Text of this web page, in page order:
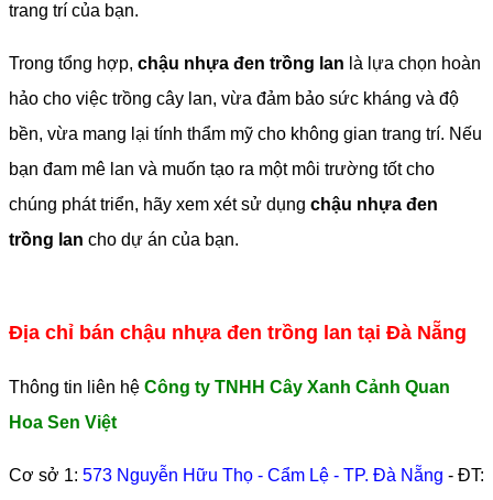
trang trí của bạn.
Trong tổng hợp, chậu nhựa đen trồng lan là lựa chọn hoàn
hảo cho việc trồng cây lan, vừa đảm bảo sức kháng và độ
bền, vừa mang lại tính thẩm mỹ cho không gian trang trí. Nếu
bạn đam mê lan và muốn tạo ra một môi trường tốt cho
chúng phát triển, hãy xem xét sử dụng chậu nhựa đen
trồng lan cho dự án của bạn.
Địa chỉ bán chậu nhựa đen trồng lan tại Đà Nẵng
Thông tin liên hệ Công ty TNHH Cây Xanh Cảnh Quan
Hoa Sen Việt
Cơ sở 1: 573 Nguyễn Hữu Thọ - Cẩm Lệ - TP. Đà Nẵng - ĐT: